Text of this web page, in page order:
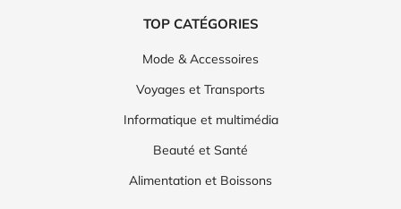
TOP CATÉGORIES
Mode & Accessoires
Voyages et Transports
Informatique et multimédia
Beauté et Santé
Alimentation et Boissons